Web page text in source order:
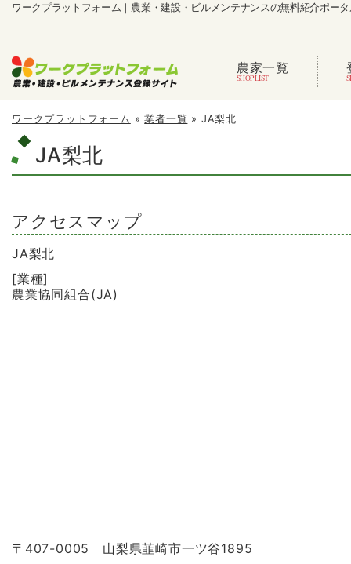
ワークプラットフォーム｜農業・建設・ビルメンテナンスの無料紹介ポー
農家一覧
ワークプラットフォーム »業者一覧 » JA梨北
JA梨北
アクセスマップ
JA梨北
[業種]
農業協同組合(JA)
〒407-0005 山梨県韮崎市一ツ谷1895